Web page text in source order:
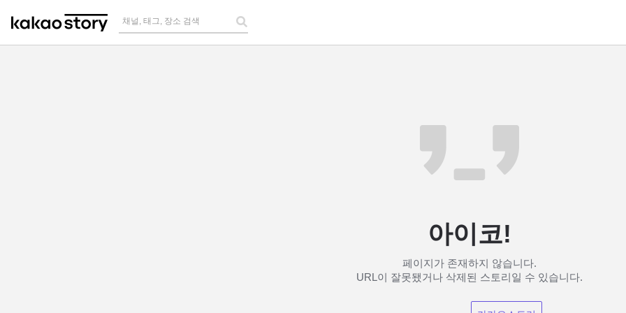
채널, 태그, 장소 검색
아이코!
페이지가 존재하지 않습니다.
URL이 잘못됐거나 삭제된 스토리일 수 있습니다.